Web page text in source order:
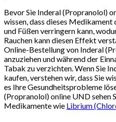
Bevor Sie Inderal (Propranolol)
wissen, dass dieses
und Füßen verringern kann,
Rauchen kann diesen Effekt
Online-Bestellung von Inderal
anzuziehen und während der
Tabak zu verzichten. Wenn Sie
kaufen, verstehen wir, dass Sie
es Ihre Gesundheitsprobleme
(Propranolol) online UND sehen
Medikamente wie Librium